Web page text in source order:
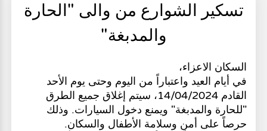
تسكير الشوارع من والى "الحارة
والمدبغة"
السكان الاعزاء،
في أيام العيد واعتباراً من اليوم وحتى يوم الأحد
القادم 14/04/2024، سيتم إغلاق جميع الطرق
"للحارة والمدبغة" ويمنع دخول السيارات. وذلك
حرصاً على أمن وسلامة الأطفال والسكان.